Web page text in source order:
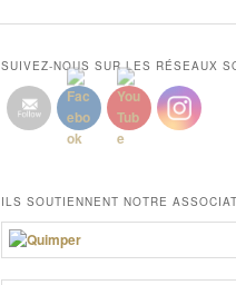
SUIVEZ-NOUS SUR LES RÉSEAUX
ILS SOUTIENNENT NOTRE